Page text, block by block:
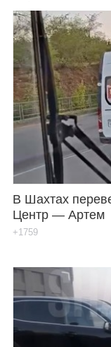
В Шахтах
Центр — Артем
+1759